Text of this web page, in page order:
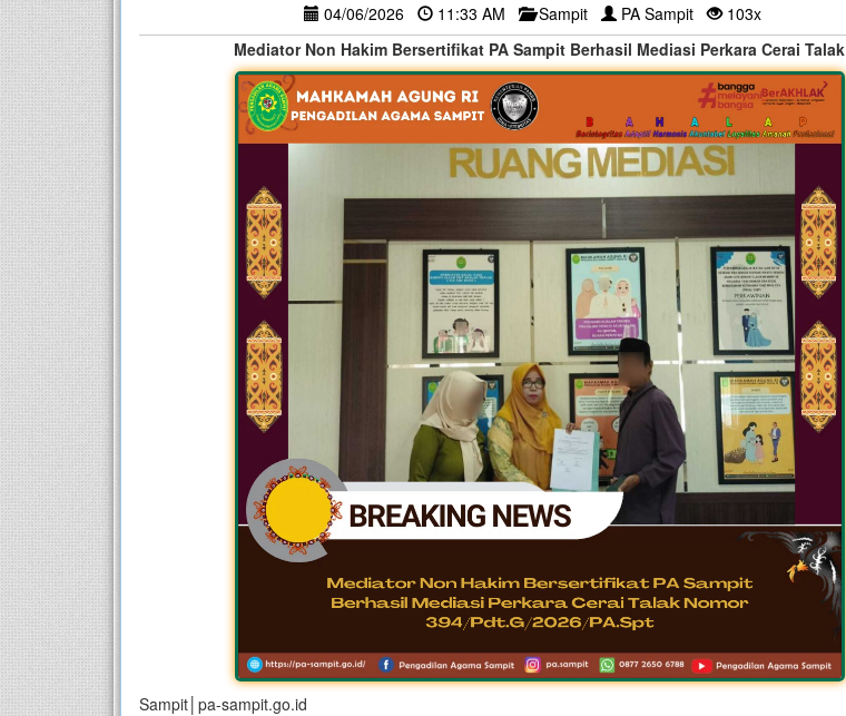
04/06/2026 11:33 AM Sampit PA Sampit
103x
Mediator Non Hakim Bersertifikat PA Sampit Berhasil Mediasi Perkara Cerai Talak
Sampit│pa-sampit.go.id